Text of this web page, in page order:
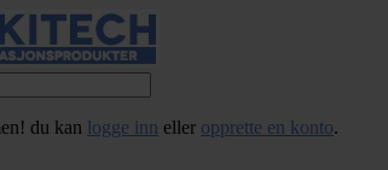
du kan logge inn eller opprette en konto.